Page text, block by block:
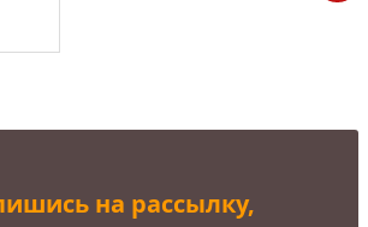
на рассылку,